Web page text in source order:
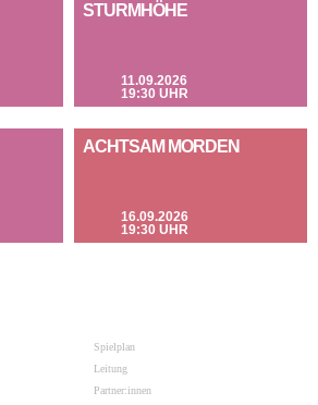
STURMHÖHE
11.09.2026
19:30 UHR
ACHTSAM MORDEN
16.09.2026
19:30 UHR
Spielplan
Leitung
Partner:innen